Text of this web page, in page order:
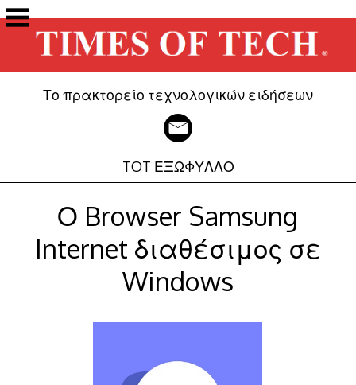
Μετάβαση
στο
περιεχόμενο
Το πρακτορείο τεχνολογικών ειδήσεων
TOT ΕΞΩΦΥΛΛΟ
Ο Browser Samsung
Internet διαθέσιμος σε
Windows